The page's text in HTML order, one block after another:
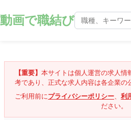
動画で職結び
【重要】 本サイトは個人運営の求人情
考であり、正式な求人内容は各企業の
ご利用前にプライバシーポリシー、 利
ださい。